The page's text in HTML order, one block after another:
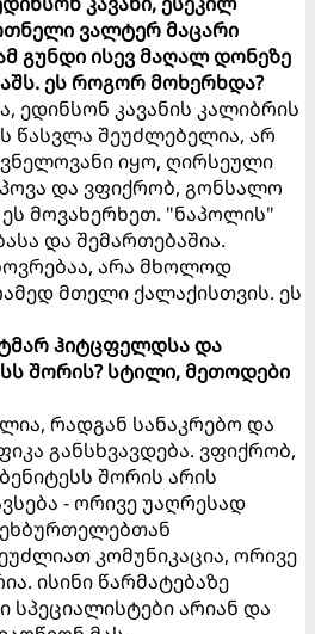
ვალტერ მაცარი
გუნდი ისევ მაღალ დონეზე
ეს როგორ მოხერხდა?
ედინსონ კავანის კალიბრის
წასვლა შეუძლებელია, არ
იყო, ღირსეული
და ვფიქრობ, გონსალო
ეს მოვახერხეთ. "ნაპოლის"
და შემართებაშია.
არა მხოლოდ
მთელი ქალაქისთვის. ეს
ჰიტცფელდსა და
შორის? სტილი, მეთოდები
რადგან სანაკრებო და
განსხვავდება. ვფიქრობ,
შორის არის
- ორივე უაღრესად
კომუნიკაცია, ორივე
ისინი წარმატებაზე
არიან და